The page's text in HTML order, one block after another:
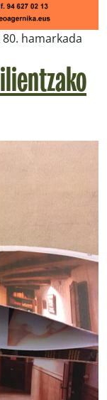
hamarkada